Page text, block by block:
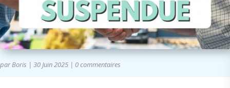
parBoris | 30 Juin 2025 | 0 commentaires